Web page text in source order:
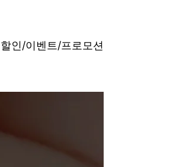
할인/이벤트/프로모션